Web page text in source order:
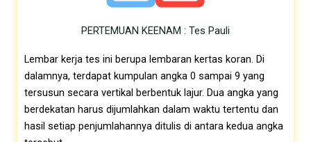
PERTEMUAN KEENAM : Tes Pauli
Lembar kerja tes ini berupa lembaran kertas koran. Di
dalamnya, terdapat kumpulan angka 0 sampai 9 yang
tersusun secara vertikal berbentuk lajur. Dua angka yang
berdekatan harus dijumlahkan dalam waktu tertentu dan
hasil setiap penjumlahannya ditulis di antara kedua angka